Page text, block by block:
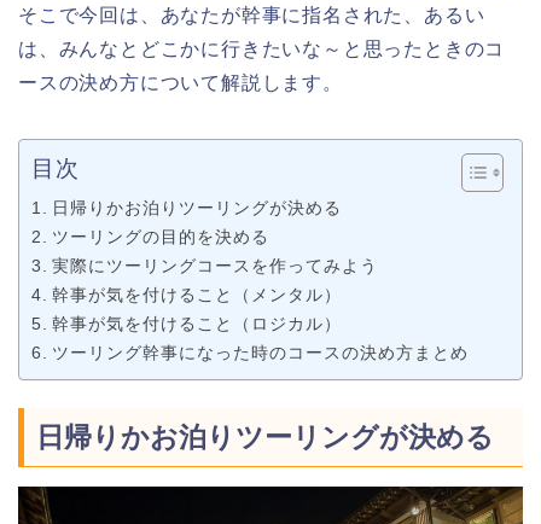
そこで今回は、あなたが幹事に指名された、あるい
は、みんなとどこかに行きたいな～と思ったときのコ
ースの決め方について解説します。
目次
日帰りかお泊りツーリングが決める
ツーリングの目的を決める
実際にツーリングコースを作ってみよう
幹事が気を付けること（メンタル）
幹事が気を付けること（ロジカル）
ツーリング幹事になった時のコースの決め方まとめ
日帰りかお泊りツーリングが決める